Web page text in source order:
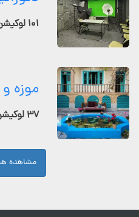
۱۰۱ لوکیشن عکاسی فعال
موزه
۳۷ لوکیشن عکاسی فعال
مشاهده